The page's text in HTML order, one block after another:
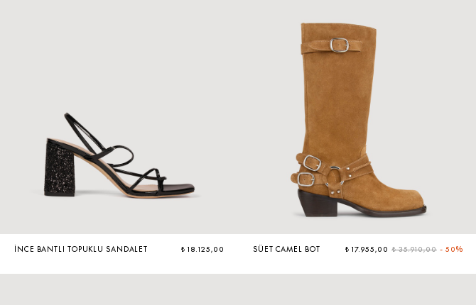
İNCE BANTLI TOPUKLU SANDALET ₺ 18.125,00 SÜET CAMEL BOT ₺ 17.955,00 ₺ 35.910,00 - 50%